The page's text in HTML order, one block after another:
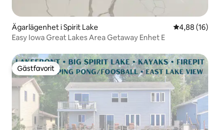
Ägarlägenhet i Spirit Lake 4,88 av 5 i
4,88 (16)
Easy Iowa Great Lakes Area Getaway Enhet E
Gästfavorit
Gästfavorit